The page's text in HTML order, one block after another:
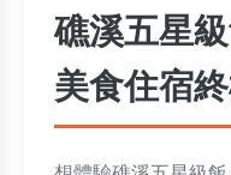
礁溪五星
美食住宿